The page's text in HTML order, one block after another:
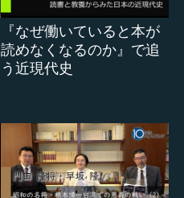
『なぜ働いていると本が
読めなくなるのか』で追
う近現代史